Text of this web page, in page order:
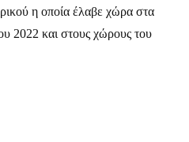
η οποία έλαβε χώρα στα
2022 και στους χώρους του